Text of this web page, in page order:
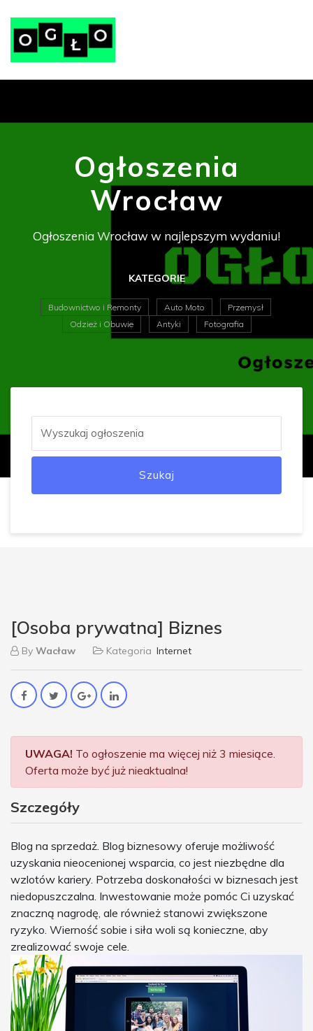
Ogłoszenia
Wrocław
Ogłoszenia Wrocław w najlepszym wydaniu!
KATEGORIE
Budownictwo i Remonty Auto Moto
Przemysł
Odzież i Obuwie
Antyki Fotografia
Szukaj
[Osoba prywatna] Biznes
By Wacław Kategoria Internet
UWAGA! To ogłoszenie ma więcej niż 3 miesiące.
Oferta może być już nieaktualna!
Szczegóły
Blog na sprzedaż. Blog biznesowy oferuje możliwość
uzyskania nieocenionej wsparcia, co jest niezbędne dla
wzlotów kariery. Potrzeba doskonałości w biznesach jest
niedopuszczalna. Inwestowanie może pomóc Ci uzyskać
znaczną nagrodę, ale również stanowi zwiększone
ryzyko. Wierność sobie i siła woli są konieczne, aby
zrealizować swoje cele.